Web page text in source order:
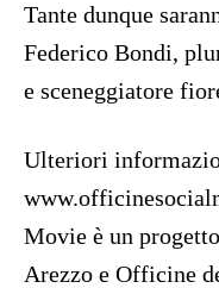
Tante dunque
Federico Bondi,
e sceneggiatore
Ulteriori
Movie è un
Arezzo e Officine